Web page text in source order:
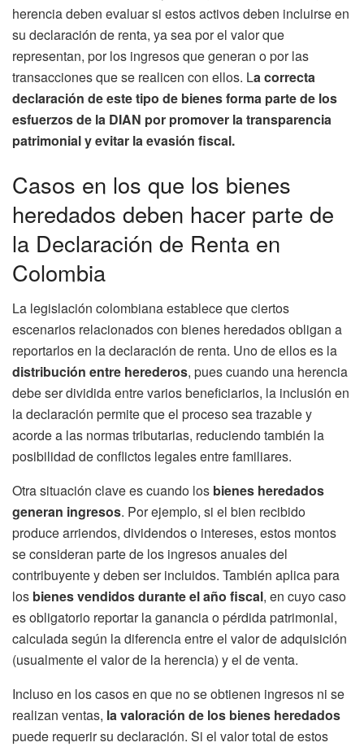
herencia deben evaluar si estos activos deben incluirse en
su declaración de renta, ya sea por el valor que
representan, por los ingresos que generan o por las
transacciones que se realicen con ellos. La correcta
declaración de este tipo de bienes forma parte de los
esfuerzos de la DIAN por promover la transparencia
patrimonial y evitar la evasión fiscal.
Casos en los que los bienes
heredados deben hacer parte de
la Declaración de Renta en
Colombia
La legislación colombiana establece que ciertos
escenarios relacionados con bienes heredados obligan a
reportarlos en la declaración de renta. Uno de ellos es la
distribución entre herederos, pues cuando una herencia
debe ser dividida entre varios beneficiarios, la inclusión en
la declaración permite que el proceso sea trazable y
acorde a las normas tributarias, reduciendo también la
posibilidad de conflictos legales entre familiares.
Otra situación clave es cuando los bienes heredados
generan ingresos. Por ejemplo, si el bien recibido
produce arriendos, dividendos o intereses, estos montos
se consideran parte de los ingresos anuales del
contribuyente y deben ser incluidos. También aplica para
los bienes vendidos durante el año fiscal, en cuyo caso
es obligatorio reportar la ganancia o pérdida patrimonial,
calculada según la diferencia entre el valor de adquisición
(usualmente el valor de la herencia) y el de venta.
Incluso en los casos en que no se obtienen ingresos ni se
realizan ventas, la valoración de los bienes heredados
puede requerir su declaración. Si el valor total de estos